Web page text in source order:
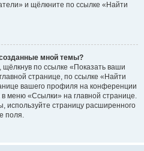
и щёлкните по ссылке «Найти
мной темы?
по ссылке «Показать ваши
странице, по ссылке «Найти
вашего профиля на конференции
меню «Ссылки» на главной странице.
используйте страницу расширенного
поля.